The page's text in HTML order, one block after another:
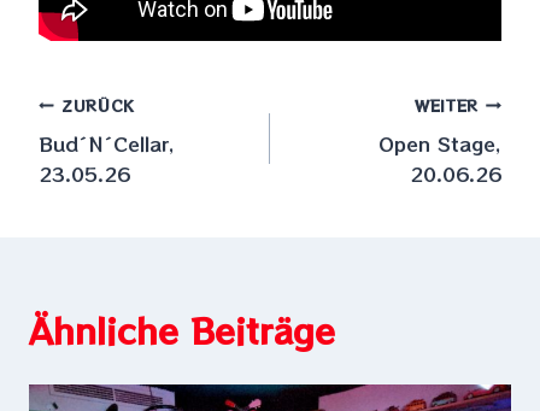
Beitragsnavigation
ZURÜCK
Bud´N´Cellar,
23.05.26
WEITER
Open Stage,
20.06.26
Ähnliche Beiträge